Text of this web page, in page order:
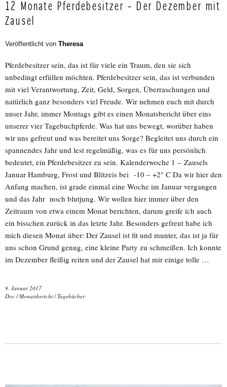
12 Monate Pferdebesitzer – Der Dezember mit
Zausel
Veröffentlicht von Theresa
Pferdebesitzer sein, das ist für viele ein Traum, den sie sich
unbedingt erfüllen möchten. Pferdebesitzer sein, das ist verbunden
mit viel Verantwortung, Zeit, Geld, Sorgen, Überraschungen und
natürlich ganz besonders viel Freude. Wir nehmen euch mit durch
unser Jahr, immer Montags gibt es einen Monatsbericht über eins
unserer vier Tagebuchpferde. Was hat uns bewegt, worüber haben
wir uns gefreut und was bereitet uns Sorge? Begleitet uns durch ein
spannendes Jahr und lest regelmäßig, was es für uns persönlich
bedeutet, ein Pferdebesitzer zu sein. Kalenderwoche 1 – Zausels
Januar Hamburg, Frost und Blitzeis bei -10 – +2° C Da wir hier den
Anfang machen, ist grade einmal eine Woche im Januar vergangen
und das Jahr noch blutjung. Wir wollen hier immer über den
Zeitraum von etwa einem Monat berichten, darum greife ich auch
ein bisschen zurück in das letzte Jahr. Besonders gefreut habe ich
mich diesen Monat über: Der Zausel ist fit und munter, das ist ja für
uns schon Grund genug, eine kleine Party zu schmeißen. Ich konnte
im Dezember fleißig reiten und der Zausel hat mir einige tolle …
9. Januar 2017
Doc /Monatsbericht /Tagebücher